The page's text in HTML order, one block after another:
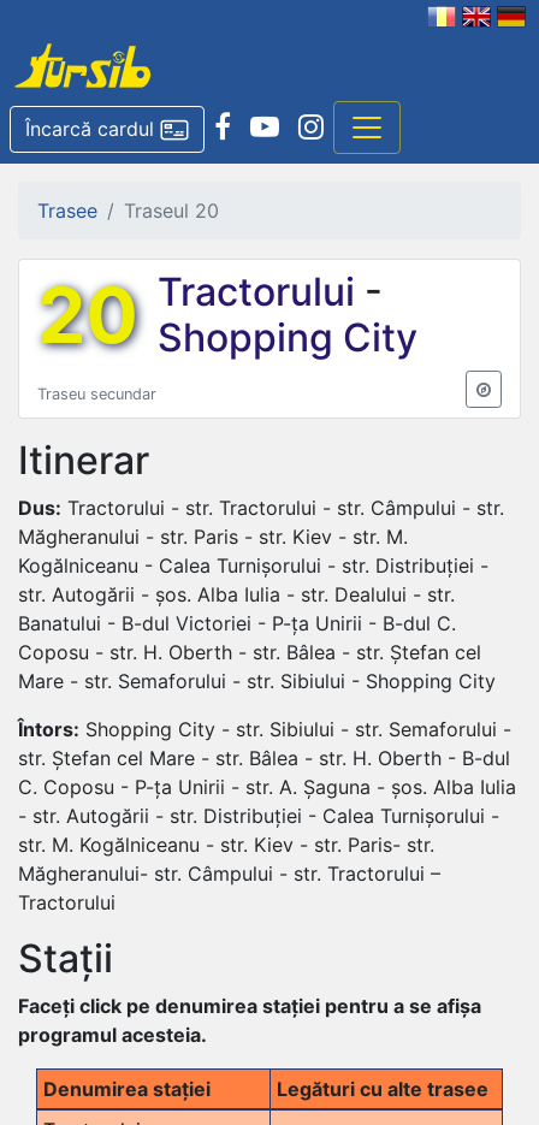
Încarcă cardul
Trasee Traseul 20
20 Tractorului -
Shopping City
Traseu secundar
Itinerar
Dus: Tractorului - str. Tractorului - str. Câmpului - str.
Măgheranului - str. Paris - str. Kiev - str. M.
Kogălniceanu - Calea Turnișorului - str. Distribuției -
str. Autogării - șos. Alba Iulia - str. Dealului - str.
Banatului - B-dul Victoriei - P-ța Unirii - B-dul C.
Coposu - str. H. Oberth - str. Bâlea - str. Ștefan cel
Mare - str. Semaforului - str. Sibiului - Shopping City
Întors: Shopping City - str. Sibiului - str. Semaforului -
str. Ștefan cel Mare - str. Bâlea - str. H. Oberth - B-dul
C. Coposu - P-ța Unirii - str. A. Șaguna - șos. Alba Iulia
- str. Autogării - str. Distribuției - Calea Turnișorului -
str. M. Kogălniceanu - str. Kiev - str. Paris- str.
Măgheranului- str. Câmpului - str. Tractorului –
Tractorului
Stații
Faceți click pe denumirea stației pentru a se afișa
programul acesteia.
Denumirea stației
Legături cu alte trasee